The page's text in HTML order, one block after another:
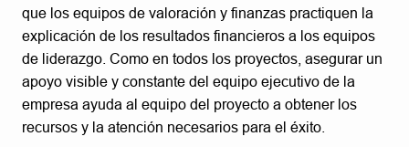
que los equipos de valoración y finanzas practiquen la
explicación de los resultados financieros a los equipos
de liderazgo. Como en todos los proyectos, asegurar un
apoyo visible y constante del equipo ejecutivo de la
empresa ayuda al equipo del proyecto a obtener los
recursos y la atención necesarios para el éxito.